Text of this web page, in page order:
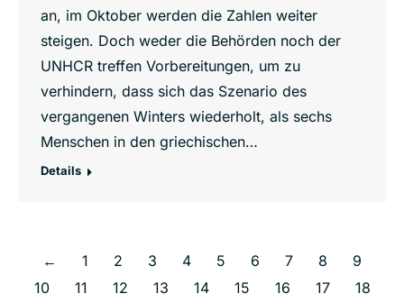
an, im Oktober werden die Zahlen weiter
steigen. Doch weder die Behörden noch der
UNHCR treffen Vorbereitungen, um zu
verhindern, dass sich das Szenario des
vergangenen Winters wiederholt, als sechs
Menschen in den griechischen…
Details
← 1 2 3 4 5 6 7 8
9
10
11 12 13 14 15 16 17
18